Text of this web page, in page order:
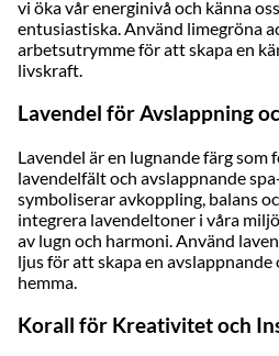
vi öka vår energinivå och känna
entusiastiska. Använd limegröna
arbetsutrymme för att skapa en
livskraft.
Lavendel för Avslappning
Lavendel är en lugnande färg som
lavendelfält och avslappnande
symboliserar avkoppling, balans
integrera lavendeltoner i våra
av lugn och harmoni. Använd
ljus för att skapa en
hemma.
Korall för Kreativitet och